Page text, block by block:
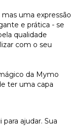
uma expressão
e prática - se
qualidade
com o seu
da Mymo
ter uma capa
ajudar. Sua